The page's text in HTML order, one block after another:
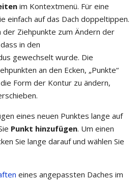
im Kontextmenü. Für eine
einfach auf das Dach doppeltippen.
der Ziehpunkte zum Ändern der
in den
gewechselt wurde. Die
an den Ecken, „Punkte“
Form der Kontur zu ändern,
eines neuen Punktes lange auf
Punkt hinzufügen. Um einen
Sie lange darauf und wählen Sie
eines angepassten Daches im